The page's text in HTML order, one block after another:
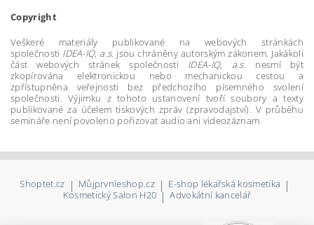
Copyright
Veškeré materiály publikované na webových stránkách
společnosti IDEA-IQ, a.s. jsou chráněny autorským zákonem. Jakákoli
část webových stránek společnosti
IDEA-IQ, a.s.
nesmí být
zkopírována elektronickou nebo mechanickou cestou a
zpřístupněna veřejnosti bez předchozího písemného svolení
společnosti. Výjimku z tohoto ustanovení tvoří soubory a texty
publikované za účelem tiskových zpráv (zpravodajství). V průběhu
semináře není povoleno pořizovat audio ani videozáznam.
Shoptet.cz | Můjprvníeshop.cz | E-shop lékařská kosmetika |
Kosmetický Salon H20 | Advokátní kancelář